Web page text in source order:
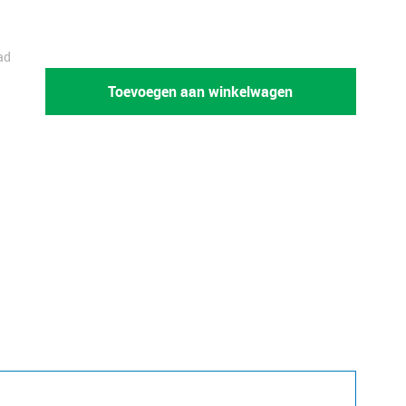
Toevoegen aan winkelwagen